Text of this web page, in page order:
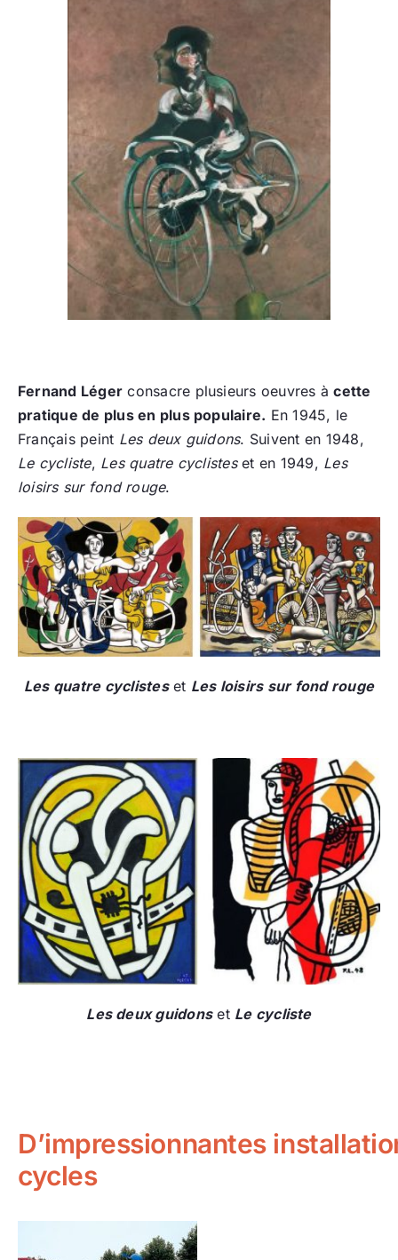
Fernand Léger consacre plusieurs oeuvres àcette
pratique de plus en plus populaire. En 1945, le
Français peint Les deux guidons. Suivent en 1948,
Le cycliste, Les quatre cyclisteset en 1949, Les
loisirs sur fond rouge.
Les quatre cyclisteset Les loisirs sur fond rouge
Les deux guidons et Le cycliste
D’impressionnantes
cycles